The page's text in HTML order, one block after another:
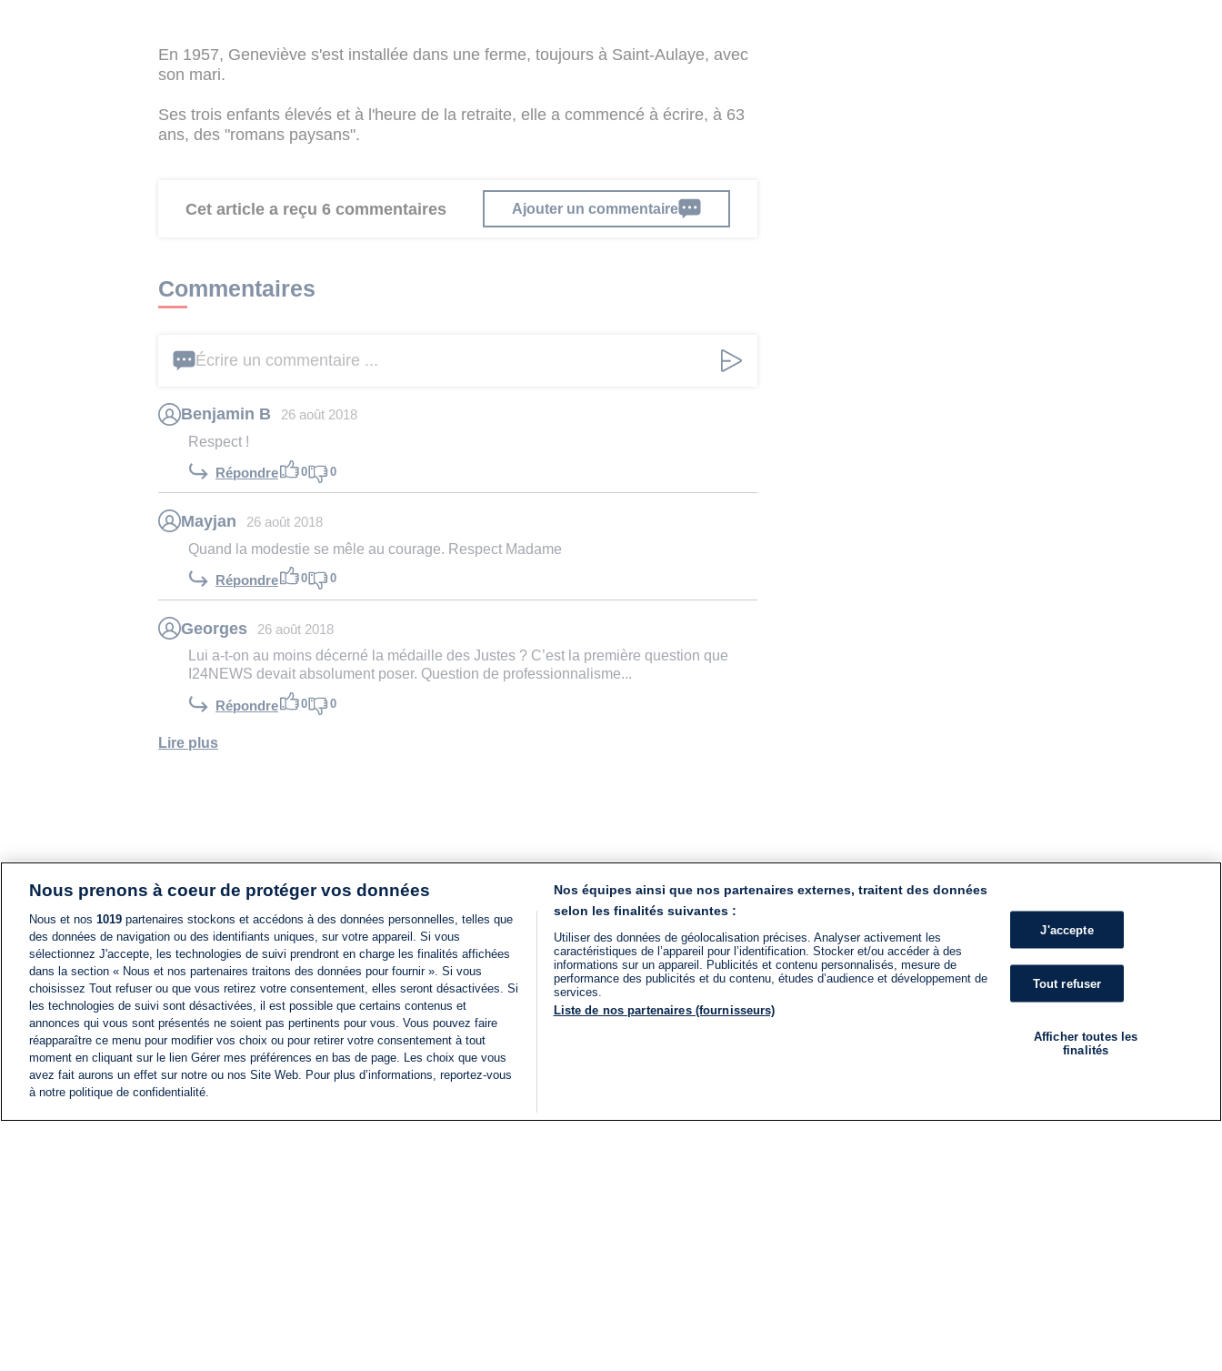
En 1957, Geneviève s'est installée dans une ferme, toujours à Saint-Aulaye, avec
son mari.
Ses trois enfants élevés et à l'heure de la retraite, elle a commencé à écrire, à 63
ans, des "romans paysans".
Cet article a reçu 6 commentaires Ajouter un commentaire
Commentaires
Écrire un commentaire ...
Benjamin B 26 août 2018
Respect !
Répondre 0 0
Mayjan 26 août 2018
Quand la modestie se mêle au courage. Respect Madame
Répondre 0 0
Georges 26 août 2018
Lui a-t-on au moins décerné la médaille des Justes ? C’est la première question que
I24NEWS devait absolument poser. Question de professionnalisme...
Répondre 0 0
Lire plus
Nous prenons à coeur de protéger vos données
Nous et nos 1019 partenaires stockons et accédons à des données personnelles, telles que
des données de navigation ou des identifiants uniques, sur votre appareil. Si vous
sélectionnez J'accepte, les technologies de suivi prendront en charge les finalités affichées
dans la section « Nous et nos partenaires traitons des données pour fournir ». Si vous
choisissez Tout refuser ou que vous retirez votre consentement, elles seront désactivées. Si
les technologies de suivi sont désactivées, il est possible que certains contenus et
annonces qui vous sont présentés ne soient pas pertinents pour vous. Vous pouvez faire
réapparaître ce menu pour modifier vos choix ou pour retirer votre consentement à tout
moment en cliquant sur le lien Gérer mes préférences en bas de page. Les choix que vous
avez fait aurons un effet sur notre ou nos Site Web. Pour plus d’informations, reportez-vous
à notre politique de confidentialité.
Nos équipes ainsi que nos partenaires externes, traitent des données
selon les finalités suivantes :
Utiliser des données de géolocalisation précises. Analyser activement les
caractéristiques de l’appareil pour l’identification. Stocker et/ou accéder à des
informations sur un appareil. Publicités et contenu personnalisés, mesure de
performance des publicités et du contenu, études d’audience et développement de
services.
Liste de nos partenaires (fournisseurs)
J'accepte
Tout refuser
Afficher toutes les
finalités